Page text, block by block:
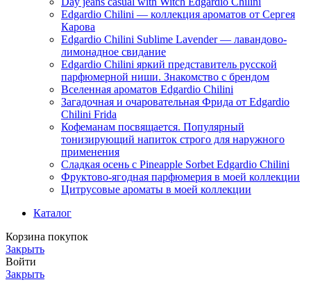
Edgardio Chilini — коллекция ароматов от Сергея
Карова
Edgardio Chilini Sublime Lavender — лавандово-
лимонадное свидание
Edgardio Chilini яркий представитель русской
парфюмерной ниши. Знакомство с брендом
Вселенная ароматов Edgardio Chilini
Загадочная и очаровательная Фрида от Edgardio
Chilini Frida
Кофеманам посвящается. Популярный
тонизирующий напиток строго для наружного
применения
Сладкая осень с Pineapple Sorbet Edgardio Chilini
Фруктово-ягодная парфюмерия в моей коллекции
​Цитрусовые ароматы в моей коллекции
Каталог
Корзина покупок
Закрыть
Войти
Закрыть